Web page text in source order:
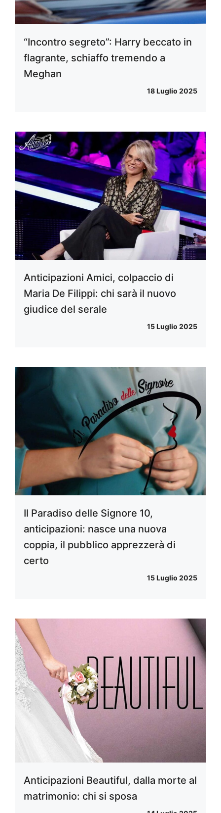
“Incontro segreto”: Harry beccato in
flagrante, schiaffo tremendo a
Meghan
18 Luglio 2025
Anticipazioni Amici, colpaccio di
Maria De Filippi: chi sarà il nuovo
giudice del serale
15 Luglio 2025
Il Paradiso delle Signore 10,
anticipazioni: nasce una nuova
coppia, il pubblico apprezzerà di
certo
15 Luglio 2025
Anticipazioni Beautiful, dalla morte al
matrimonio: chi si sposa